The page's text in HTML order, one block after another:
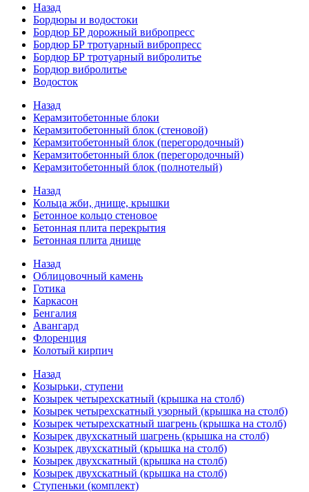
Назад
Бордюры и водостоки
Бордюр БР дорожный вибропресс
Бордюр БР тротуарный вибропресс
Бордюр БР тротуарный вибролитье
Бордюр вибролитье
Водосток
Назад
Керамзитобетонные блоки
Керамзитобетонный блок (стеновой)
Керамзитобетонный блок (перегородочный)
Керамзитобетонный блок (перегородочный)
Керамзитобетонный блок (полнотелый)
Назад
Кольца жби, днище, крышки
Бетонное кольцо стеновое
Бетонная плита перекрытия
Бетонная плита днище
Назад
Облицовочный камень
Готика
Каркасон
Бенгалия
Авангард
Флоренция
Колотый кирпич
Назад
Козырьки, ступени
Козырек четырехскатный (крышка на столб)
Козырек четырехскатный узорный (крышка на столб)
Козырек четырехскатный шагрень (крышка на столб)
Козырек двухскатный шагрень (крышка на столб)
Козырек двухскатный (крышка на столб)
Козырек двухскатный (крышка на столб)
Козырек двухскатный (крышка на столб)
Ступеньки (комплект)